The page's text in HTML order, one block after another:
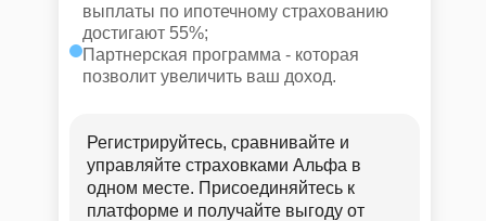
выплаты по ипотечному страхованию
достигают 55%;
Партнерская программа - которая
позволит увеличить ваш доход.
Регистрируйтесь, сравнивайте и
управляйте страховками Альфа в
одном месте. Присоединяйтесь к
платформе и получайте выгоду от